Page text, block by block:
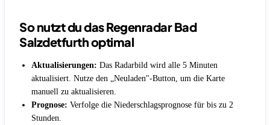
So nutzt du das Regenradar Bad
Salzdetfurth optimal
Aktualisierungen: Das Radarbild wird alle 5 Minuten
aktualisiert. Nutze den „Neuladen"-Button, um die Karte
manuell zu aktualisieren.
Prognose: Verfolge die Niederschlagsprognose für bis zu 2
Stunden.